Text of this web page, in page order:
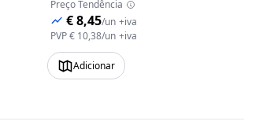
Preço Tendência
€ 8,45/un +iva
PVP€ 10,38/un +iva
Adicionar